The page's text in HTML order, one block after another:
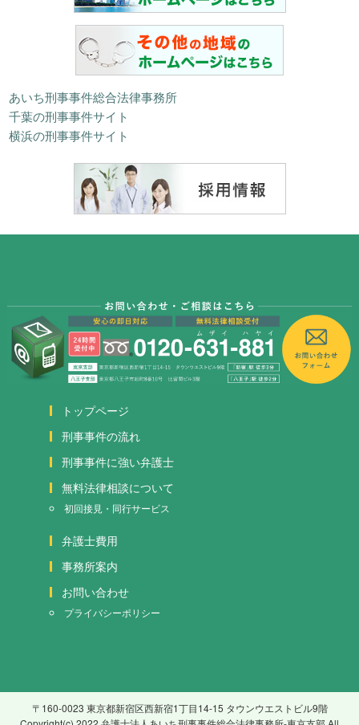
あいち刑事事件総合法律事務所
千葉の刑事事件サイト
横浜の刑事事件サイト
トップページ
刑事事件の流れ
刑事事件に強い弁護士
無料法律相談について
初回接見・同行サービス
弁護士費用
事務所案内
お問い合わせ
プライバシーポリシー
〒160-0023 東京都新宿区西新宿1丁目14-15 タウンウエストビル9階